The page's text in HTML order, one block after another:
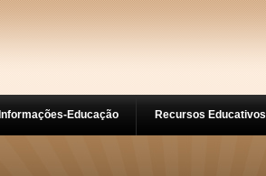
Informações-Educação Recursos Educativos